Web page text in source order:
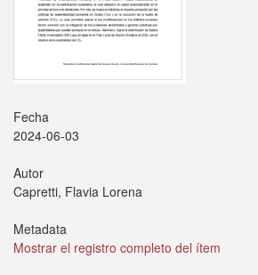
Fecha
2024-06-03
Autor
Capretti, Flavia Lorena
Metadata
Mostrar el registro completo del ítem